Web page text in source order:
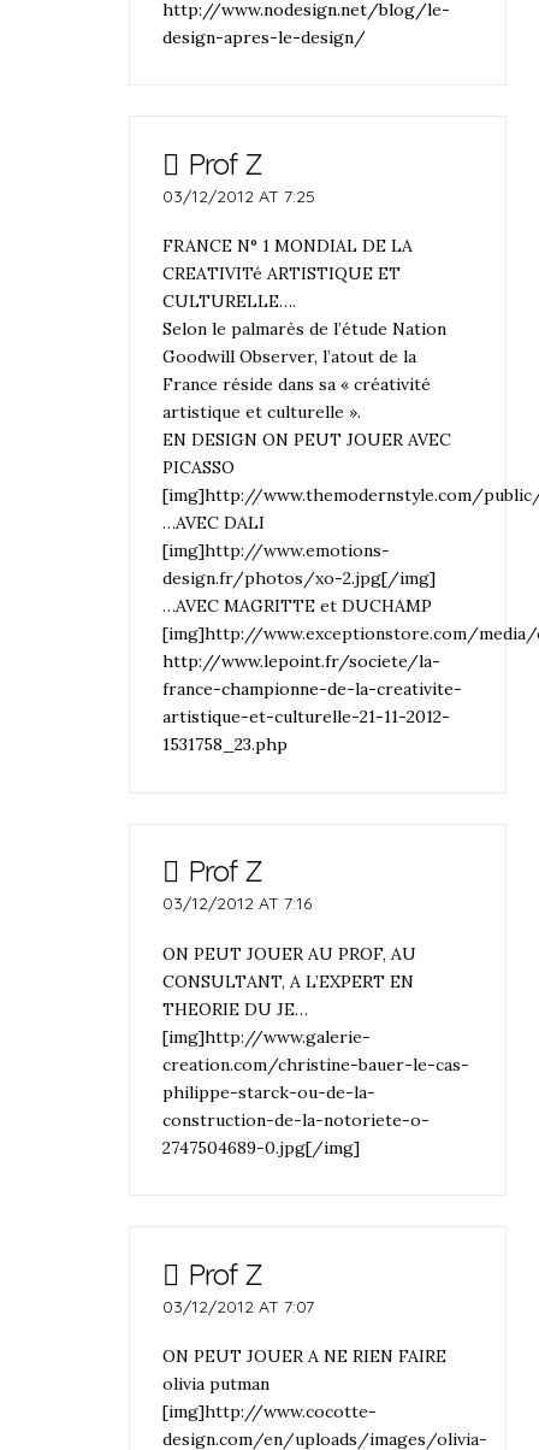
http://www.nodesign.net/blog/le-
design-apres-le-design/
Prof Z
03/12/2012 AT 7:25
FRANCE N° 1 MONDIAL DE LA
CREATIVITé ARTISTIQUE ET
CULTURELLE….
Selon le palmarès de l’étude Nation
Goodwill Observer, l’atout de la
France réside dans sa « créativité
artistique et culturelle ».
EN DESIGN ON PEUT JOUER AVEC
PICASSO
[img]http://www.themodernstyle.com/
…AVEC DALI
[img]http://www.emotions-
design.fr/photos/xo-2.jpg[/img]
…AVEC MAGRITTE et DUCHAMP
[img]http://www.exceptionstore.com/
http://www.lepoint.fr/societe/la-
france-championne-de-la-creativite-
artistique-et-culturelle-21-11-2012-
1531758_23.php
Prof Z
03/12/2012 AT 7:16
ON PEUT JOUER AU PROF, AU
CONSULTANT, A L’EXPERT EN
THEORIE DU JE…
[img]http://www.galerie-
creation.com/christine-bauer-le-cas-
philippe-starck-ou-de-la-
construction-de-la-notoriete-o-
2747504689-0.jpg[/img]
Prof Z
03/12/2012 AT 7:07
ON PEUT JOUER A NE RIEN FAIRE
olivia putman
[img]http://www.cocotte-
design.com/en/uploads/images/olivia-